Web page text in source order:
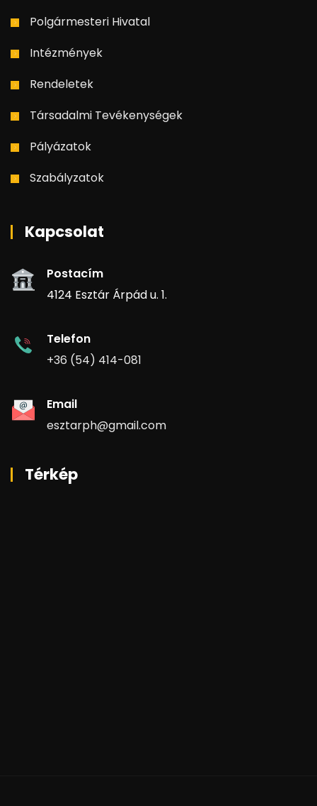
Polgármesteri Hivatal
Intézmények
Rendeletek
Társadalmi Tevékenységek
Pályázatok
Szabályzatok
Kapcsolat
Postacím
4124 Esztár Árpád u. 1.
Telefon
+36 (54) 414-081
Email
esztarph@gmail.com
Térkép